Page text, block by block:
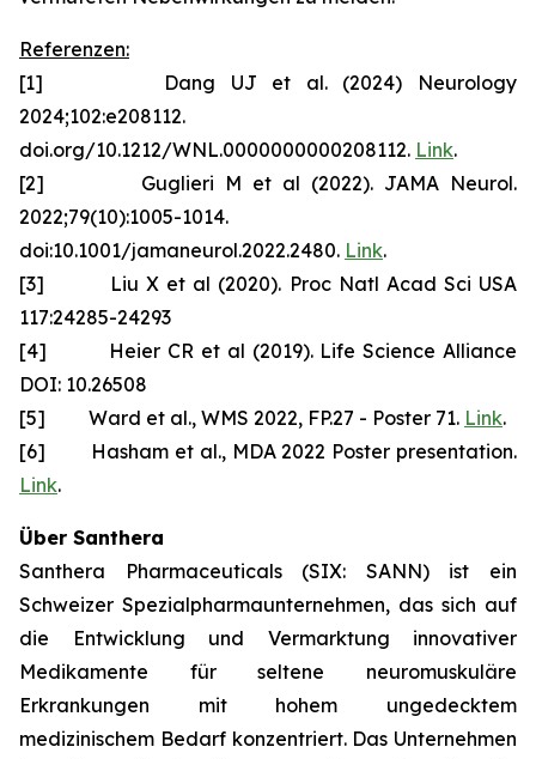
Referenzen:
[1] Dang UJ et al. (2024) Neurology
2024;102:e208112.
doi.org/10.1212/WNL.0000000000208112. Link.
[2] Guglieri M et al (2022). JAMA Neurol.
2022;79(10):1005-1014.
doi:10.1001/jamaneurol.2022.2480. Link.
[3] Liu X et al (2020). Proc Natl Acad Sci USA
117:24285-24293
[4] Heier CR et al (2019). Life Science Alliance
DOI: 10.26508
[5] Ward et al., WMS 2022, FP.27 - Poster 71. Link.
[6] Hasham et al., MDA 2022 Poster presentation.
Link.
Über Santhera
Santhera Pharmaceuticals (SIX: SANN) ist ein
Schweizer Spezialpharmaunternehmen, das sich auf
die Entwicklung und Vermarktung innovativer
Medikamente für seltene neuromuskuläre
Erkrankungen mit hohem ungedecktem
medizinischem Bedarf konzentriert. Das Unternehmen